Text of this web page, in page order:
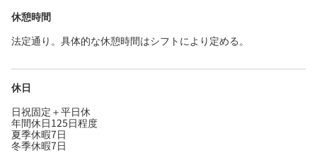
休憩時間
法定通り。具体的な休憩時間はシフトにより定める。
休日
日祝固定＋平日休
年間休日125日程度
夏季休暇7日
冬季休暇7日